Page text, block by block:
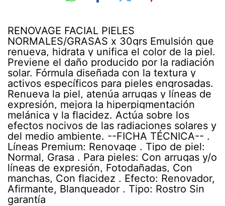
RENOVAGE FACIAL PIELES
NORMALES/GRASAS x 30grs Emulsión que
renueva, hidrata y unifica el color de la piel.
Previene el daño producido por la radiación
solar. Fórmula diseñada con la textura y
activos específicos para pieles engrosadas.
Renueva la piel, atenúa arrugas y líneas de
expresión, mejora la hiperpigmentación
melánica y la flacidez. Actúa sobre los
efectos nocivos de las radiaciones solares y
del medio ambiente. --FICHA TÉCNICA-- .
Líneas Premium: Renovage . Tipo de piel:
Normal, Grasa . Para pieles: Con arrugas y/o
líneas de expresión, Fotodañadas, Con
manchas, Con flacidez . Efecto: Renovador,
Afirmante, Blanqueador . Tipo: Rostro Sin
garantía